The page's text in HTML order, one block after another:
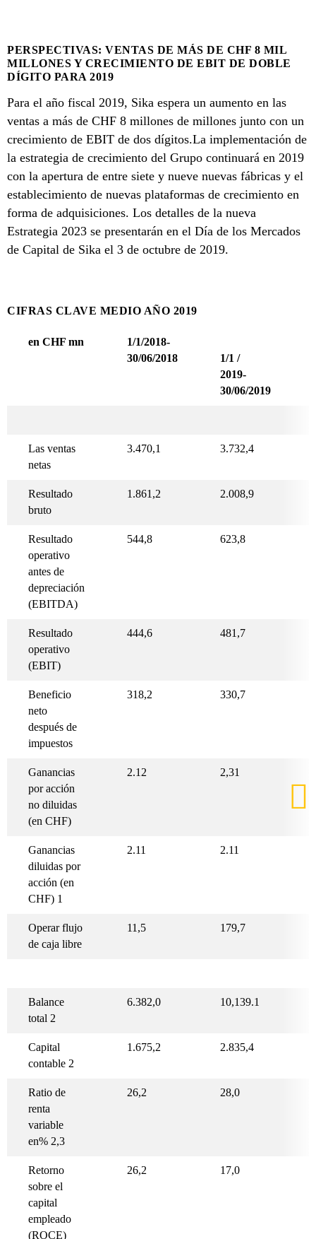
PERSPECTIVAS: VENTAS DE MÁS DE CHF 8 MIL
MILLONES Y CRECIMIENTO DE EBIT DE DOBLE
DÍGITO PARA 2019
Para el año fiscal 2019, Sika espera un aumento en las
ventas a más de CHF 8 millones de millones junto con un
crecimiento de EBIT de dos dígitos.La implementación de
la estrategia de crecimiento del Grupo continuará en 2019
con la apertura de entre siete y nueve nuevas fábricas y el
establecimiento de nuevas plataformas de crecimiento en
forma de adquisiciones. Los detalles de la nueva
Estrategia 2023 se presentarán en el Día de los Mercados
de Capital de Sika el 3 de octubre de 2019.
CIFRAS CLAVE MEDIO AÑO 2019
en CHF mn
1/1/2018-
30/06/2018
1/1 /
2019-
30/06/2019
Las ventas
netas
3.470,1 3.732,4
Resultado
bruto
1.861,2 2.008,9
Resultado
operativo
antes de
depreciación
(EBITDA)
544,8 623,8
Resultado
operativo
(EBIT)
444,6 481,7
Beneficio
neto
después de
impuestos
318,2 330,7
Ganancias
por acción
no diluidas
(en CHF)
2.12 2,31
Ganancias
diluidas por
acción (en
CHF) 1
2.11 2.11
Operar flujo
de caja libre
11,5 179,7
Balance
total 2
6.382,0 10,139.1
Capital
contable 2
1.675,2 2.835,4
Ratio de
renta
variable
en% 2,3
26,2 28,0
Retorno
sobre el
capital
empleado
(ROCE)
26,2 17,0